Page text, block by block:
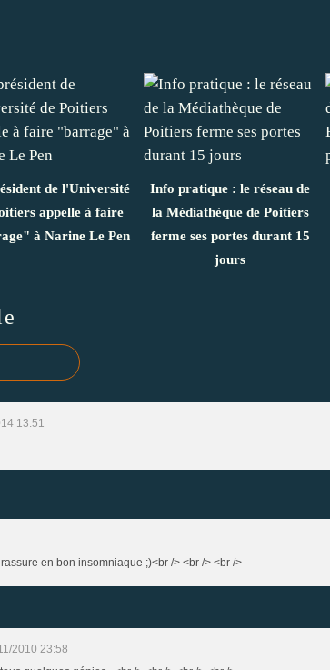
de l'Université
appelle à faire
à Narine Le Pen
Info pratique : le réseau de
la Médiathèque de Poitiers
ferme ses portes durant 15
jours
13:51
en bon insomniaque ;)<br /> <br /> <br />
2010 23:58